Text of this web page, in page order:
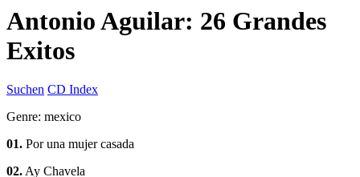
Antonio Aguilar: 26 Grandes
Exitos
Suchen CD Index
Genre: mexico
01. Por una mujer casada
02.Ay Chavela